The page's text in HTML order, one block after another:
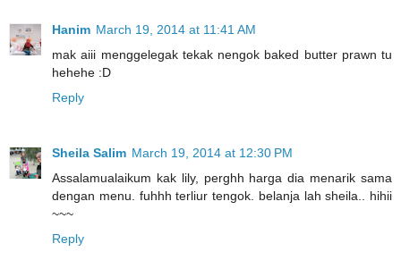
Hanim March 19, 2014 at 11:41 AM
mak aiii menggelegak tekak nengok baked butter prawn tu
hehehe :D
Reply
Sheila Salim March 19, 2014 at 12:30 PM
Assalamualaikum kak lily, perghh harga dia menarik sama
dengan menu. fuhhh terliur tengok. belanja lah sheila.. hihii
~~~
Reply